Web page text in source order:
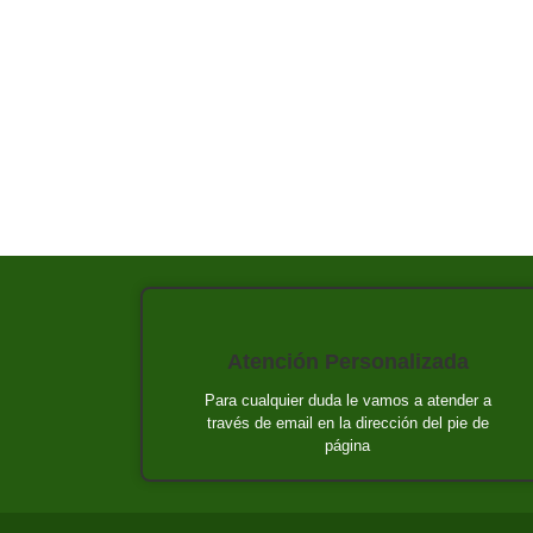
Atención Personalizada
Para cualquier duda le vamos a atender a
través de email en la dirección del pie de
página